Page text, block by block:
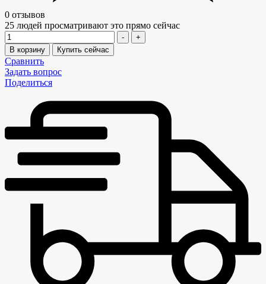
0 отзывов
25 людей просматривают это прямо сейчас
Количество
-
+
В корзину
Купить сейчас
Сравнить
Задать вопрос
Поделиться